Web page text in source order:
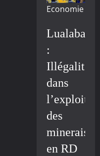
Economie
Lualaba
:
Illégalité
dans
des
minerais
en RD